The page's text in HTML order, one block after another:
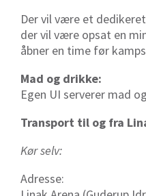
Der vil være et
der vil være opsat en
åbner en time før
Mad og drikke:
Egen UI serverer mad
Transport til og fra
Kør selv:
Adresse: